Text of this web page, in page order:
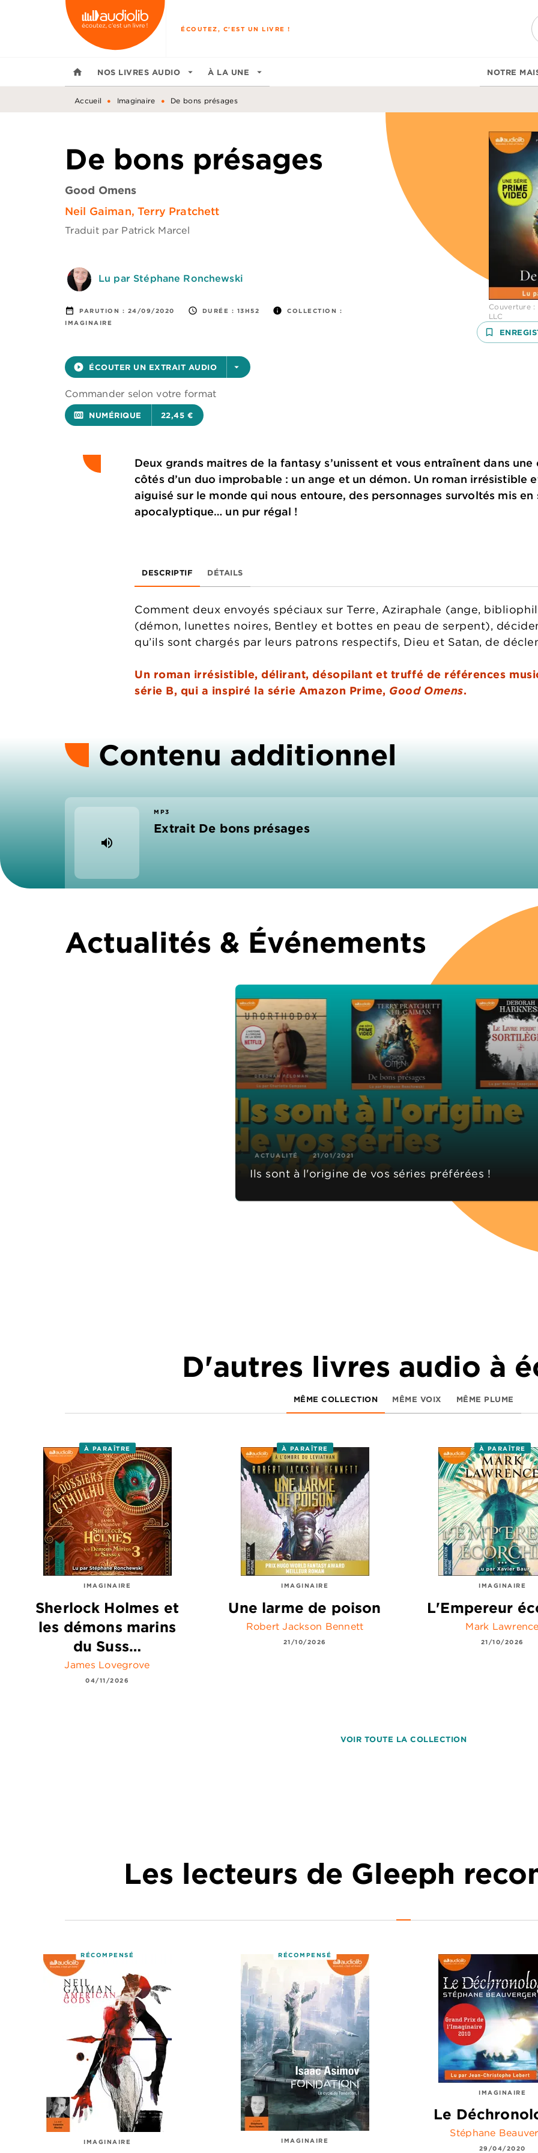
MENU RECHERCHE
ÉCOUTEZ, C'EST UN LIVRE !
home NOS LIVRES AUDIO arrow_drop_down À LA UNE arrow_drop_down NOTRE
Accueil • Imaginaire • De bons présages
De bons présages
Good Omens
Neil Gaiman,Terry Pratchett
Traduit par Patrick Marcel
Lu par Stéphane Ronchewski
date_range PARUTION : 24/09/2020 access_time DURÉE : 13H52 info
COLLECTION :
IMAGINAIRE
play_circle_filled ÉCOUTER UN EXTRAIT AUDIO arrow_drop_down
Commander selon votre format
surround_sound NUMÉRIQUE 22,45 €
Couverture
LLC
bookmark_border
Deux grands maitres de la fantasy s’unissent et vous entraînent dans
côtés d’un duo improbable : un ange et un démon. Un roman irrésistible
aiguisé sur le monde qui nous entoure, des personnages survoltés mis en
apocalyptique… un pur régal !
DESCRIPTIF DÉTAILS
Comment deux envoyés spéciaux sur Terre, Aziraphale (ange,
(démon, lunettes noires, Bentley et bottes en peau de serpent),
qu’ils sont chargés par leurs patrons respectifs, Dieu et Satan, de
Un roman irrésistible, délirant, désopilant et truffé de références
série B, qui a inspiré la série Amazon Prime, Good Omens.
Contenu additionnel
volume_up
MP3
Extrait De bons présages
Actualités & Événements
ACTUALITÉ 21/01/2021
Ils sont à l'origine de vos séries préférées !
D'autres livres audio à
MÊME COLLECTION MÊME VOIX MÊME PLUME
À PARAÎTRE
IMAGINAIRE
Sherlock Holmes et
les démons marins
du Suss…
James Lovegrove
04/11/2026
À PARAÎTRE
IMAGINAIRE
Une larme de poison
Robert Jackson Bennett
21/10/2026
À PARAÎTRE
IMAGINAIRE
L'Empereur
Mark
21/10/2026
VOIR TOUTE LA COLLECTION
Les lecteurs de Gleeph
RÉCOMPENSÉ
IMAGINAIRE
RÉCOMPENSÉ
IMAGINAIRE
IMAGINAIRE
Le
Stéphane
29/04/2020